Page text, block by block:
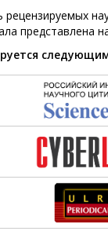
представлена